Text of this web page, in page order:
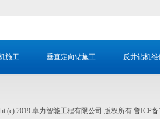
施工 垂直定向钻施工 反井钻机维
(c) 2019 卓力智能工程有限公司 版权所有 鲁ICP备